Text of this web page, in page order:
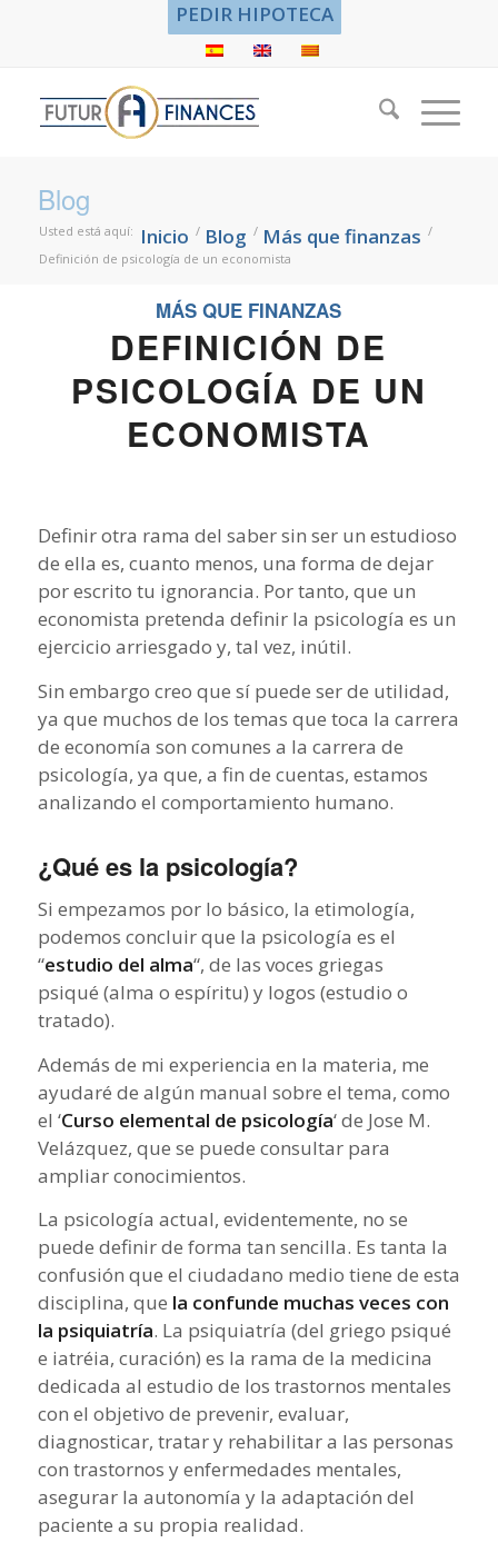
PEDIR HIPOTECA
Blog
Usted está aquí: Inicio / Blog / Más que finanzas /
Definición de psicología de un economista
MÁS QUE FINANZAS
DEFINICIÓN DE
PSICOLOGÍA DE UN
ECONOMISTA
Definir otra rama del saber sin ser un estudioso
de ella es, cuanto menos, una forma de dejar
por escrito tu ignorancia. Por tanto, que un
economista pretenda definir la psicología es un
ejercicio arriesgado y, tal vez, inútil.
Sin embargo creo que sí puede ser de utilidad,
ya que muchos de los temas que toca la carrera
de economía son comunes a la carrera de
psicología, ya que, a fin de cuentas, estamos
analizando el comportamiento humano.
¿Qué es la psicología?
Si empezamos por lo básico, la etimología,
podemos concluir que la psicología es el
“estudio del alma“, de las voces griegas
psiqué (alma o espíritu) y logos (estudio o
tratado).
Además de mi experiencia en la materia, me
ayudaré de algún manual sobre el tema, como
el ‘Curso elemental de psicología‘ de Jose M.
Velázquez, que se puede consultar para
ampliar conocimientos.
La psicología actual, evidentemente, no se
puede definir de forma tan sencilla. Es tanta la
confusión que el ciudadano medio tiene de esta
disciplina, que la confunde muchas veces con
la psiquiatría. La psiquiatría (del griego psiqué
e iatréia, curación) es la rama de la medicina
dedicada al estudio de los trastornos mentales
con el objetivo de prevenir, evaluar,
diagnosticar, tratar y rehabilitar a las personas
con trastornos y enfermedades mentales,
asegurar la autonomía y la adaptación del
paciente a su propia realidad.